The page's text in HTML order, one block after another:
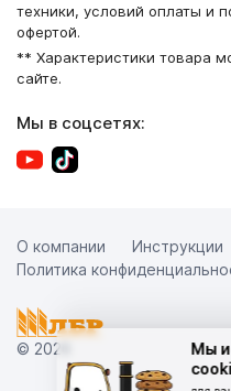
Мы
техники, условий оплаты и
офертой.
** Характеристики товара
сайте.
Мы в соцсетях:
© 2026
О компании Инструкции
Политика